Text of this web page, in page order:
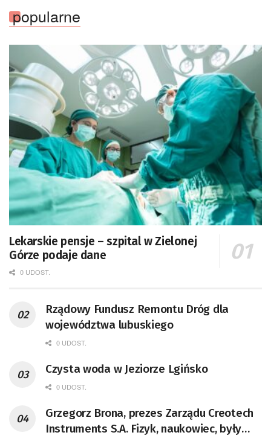
popularne
Lekarskie pensje – szpital w Zielonej
Górze podaje dane
0 UDOST.
Rządowy Fundusz Remontu Dróg dla
województwa lubuskiego
0 UDOST.
Czysta woda w Jeziorze Lgińsko
0 UDOST.
Grzegorz Brona, prezes Zarządu Creotech
Instruments S.A. Fizyk, naukowiec, były